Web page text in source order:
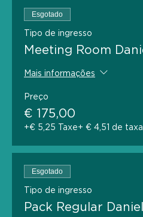
Esgotado
Tipo de ingresso
Meeting Room
Mais informações
Preço
€ 175,00
+€ 5,25 Taxe+ € 4,51 de
Esgotado
Tipo de ingresso
Pack Regular